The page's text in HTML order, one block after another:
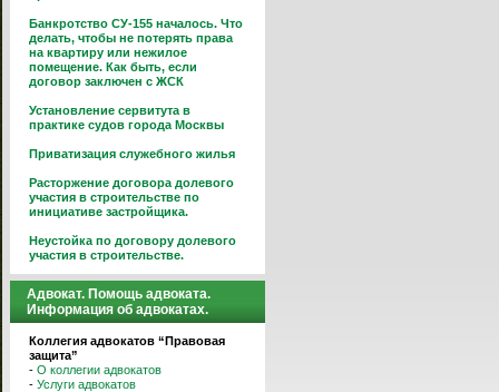
Банкротство СУ-155 началось. Что
делать, чтобы не потерять права
на квартиру или нежилое
помещение. Как быть, если
договор заключен с ЖСК
Установление сервитута в
практике судов города Москвы
Приватизация служебного жилья
Расторжение договора долевого
участия в строительстве по
инициативе застройщика.
Неустойка по договору долевого
участия в строительстве.
Адвокат. Помощь адвоката.
Информация об адвокатах.
Коллегия адвокатов “Правовая
защита”
- О коллегии адвокатов
- Услуги адвокатов